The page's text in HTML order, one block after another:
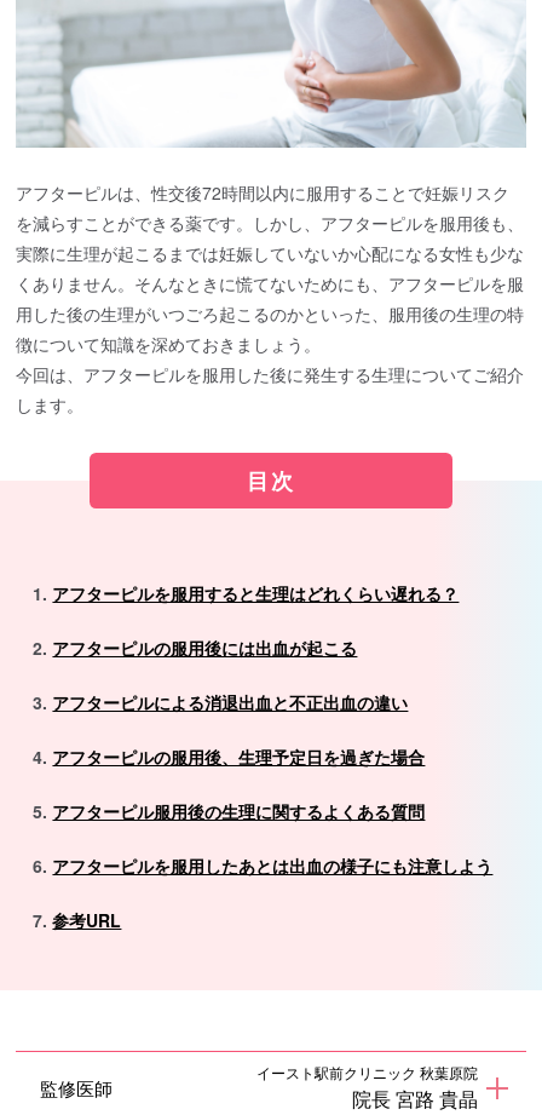
アフターピルは、性交後72時間以内に服用することで妊娠リスク
を減らすことができる薬です。しかし、アフターピルを服用後も、
実際に生理が起こるまでは妊娠していないか心配になる女性も少な
くありません。そんなときに慌てないためにも、アフターピルを服
用した後の生理がいつごろ起こるのかといった、服用後の生理の特
徴について知識を深めておきましょう。
今回は、アフターピルを服用した後に発生する生理についてご紹介
します。
目次
アフターピルを服用すると生理はどれくらい遅れる？
アフターピルの服用後には出血が起こる
アフターピルによる消退出血と不正出血の違い
アフターピルの服用後、生理予定日を過ぎた場合
アフターピル服用後の生理に関するよくある質問
アフターピルを服用したあとは出血の様子にも注意しよう
参考URL
監修医師
イースト駅前クリニック 秋葉原院
院長 宮路 貴晶